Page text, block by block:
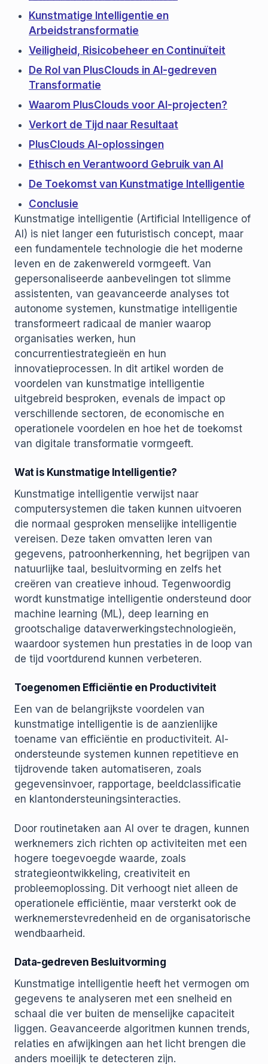
Kunstmatige Intelligentie en
Arbeidstransformatie
Veiligheid, Risicobeheer en Continuïteit
De Rol van PlusClouds in AI-gedreven
Transformatie
Waarom PlusClouds voor AI-projecten?
Verkort de Tijd naar Resultaat
PlusClouds AI-oplossingen
Ethisch en Verantwoord Gebruik van AI
De Toekomst van Kunstmatige Intelligentie
Conclusie
Kunstmatige intelligentie (Artificial Intelligence of
AI) is niet langer een futuristisch concept, maar
een fundamentele technologie die het moderne
leven en de zakenwereld vormgeeft. Van
gepersonaliseerde aanbevelingen tot slimme
assistenten, van geavanceerde analyses tot
autonome systemen, kunstmatige intelligentie
transformeert radicaal de manier waarop
organisaties werken, hun
concurrentiestrategieën en hun
innovatieprocessen. In dit artikel worden de
voordelen van kunstmatige intelligentie
uitgebreid besproken, evenals de impact op
verschillende sectoren, de economische en
operationele voordelen en hoe het de toekomst
van digitale transformatie vormgeeft.
Wat is Kunstmatige Intelligentie?
Kunstmatige intelligentie verwijst naar
computersystemen die taken kunnen uitvoeren
die normaal gesproken menselijke intelligentie
vereisen. Deze taken omvatten leren van
gegevens, patroonherkenning, het begrijpen van
natuurlijke taal, besluitvorming en zelfs het
creëren van creatieve inhoud. Tegenwoordig
wordt kunstmatige intelligentie ondersteund door
machine learning (ML), deep learning en
grootschalige dataverwerkingstechnologieën,
waardoor systemen hun prestaties in de loop van
de tijd voortdurend kunnen verbeteren.
Toegenomen Efficiëntie en Productiviteit
Een van de belangrijkste voordelen van
kunstmatige intelligentie is de aanzienlijke
toename van efficiëntie en productiviteit. AI-
ondersteunde systemen kunnen repetitieve en
tijdrovende taken automatiseren, zoals
gegevensinvoer, rapportage, beeldclassificatie
en klantondersteuningsinteracties.
Door routinetaken aan AI over te dragen, kunnen
werknemers zich richten op activiteiten met een
hogere toegevoegde waarde, zoals
strategieontwikkeling, creativiteit en
probleemoplossing. Dit verhoogt niet alleen de
operationele efficiëntie, maar versterkt ook de
werknemerstevredenheid en de organisatorische
wendbaarheid.
Data-gedreven Besluitvorming
Kunstmatige intelligentie heeft het vermogen om
gegevens te analyseren met een snelheid en
schaal die ver buiten de menselijke capaciteit
liggen. Geavanceerde algoritmen kunnen trends,
relaties en afwijkingen aan het licht brengen die
anders moeilijk te detecteren zijn.